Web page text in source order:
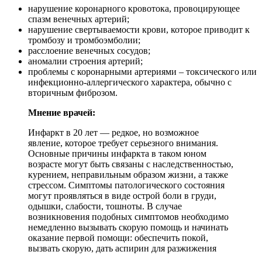
нарушение коронарного кровотока, провоцирующее
спазм венечных артерий;
нарушение свертываемости крови, которое приводит к
тромбозу и тромбоэмболии;
расслоение венечных сосудов;
аномалии строения артерий;
проблемы с коронарными артериями – токсического или
инфекционно-аллергического характера, обычно с
вторичным фиброзом.
Мнение врачей:
Инфаркт в 20 лет — редкое, но возможное
явление, которое требует серьезного внимания.
Основные причины инфаркта в таком юном
возрасте могут быть связаны с наследственностью,
курением, неправильным образом жизни, а также
стрессом. Симптомы патологического состояния
могут проявляться в виде острой боли в груди,
одышки, слабости, тошноты. В случае
возникновения подобных симптомов необходимо
немедленно вызывать скорую помощь и начинать
оказание первой помощи: обеспечить покой,
вызвать скорую, дать аспирин для разжижения